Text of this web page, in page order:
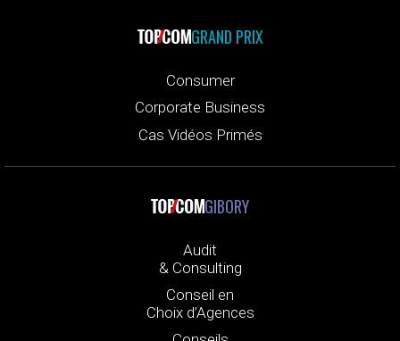
GRAND PRIX
Consumer
Corporate Business
Cas Vidéos Primés
GIBORY
Audit
& Consulting
Conseil en
Choix d’Agences